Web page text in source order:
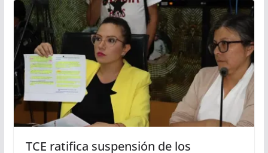
TCE ratifica suspensión de los